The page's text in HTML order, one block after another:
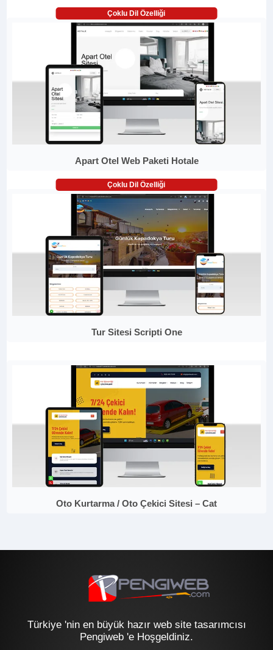
Çoklu Dil Özelliği
Apart Otel Web Paketi Hotale
Çoklu Dil Özelliği
Tur Sitesi Scripti One
Oto Kurtarma / Oto Çekici Sitesi – Cat
Türkiye 'nin en büyük hazır web site tasarımcısı
Pengiweb 'e Hoşgeldiniz.